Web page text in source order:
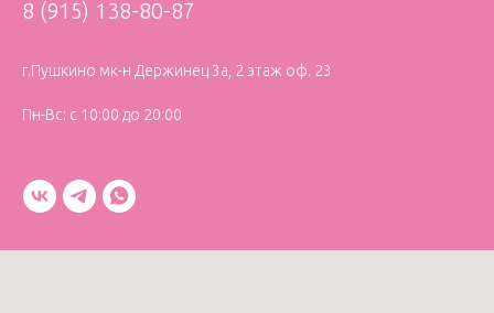
8 (915) 138-80-87
г.Пушкино мк-н Держинец 3а, 2 этаж оф. 23
Пн-Вс: с 10:00 до 20:00